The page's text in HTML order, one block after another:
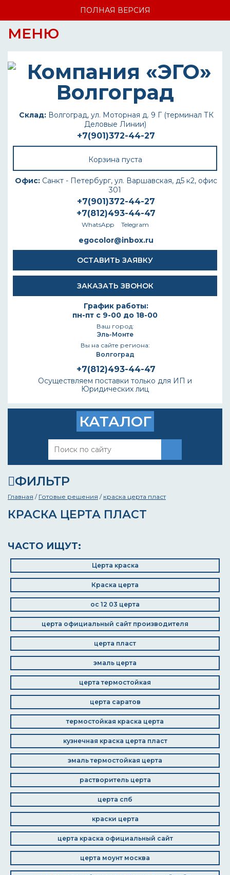
ПОЛНАЯ ВЕРСИЯ
МЕНЮ
Склад:Волгоград, ул. Моторная д. 9 Г (терминал ТК
Деловые Линии)
+7(901)372-44-27
Корзина пуста
Офис: Санкт - Петербург, ул. Варшавская, д5 к2, офис
301
+7(901)372-44-27
+7(812)493-44-47
WhatsApp Telegram
egocolor@inbox.ru
ОСТАВИТЬ ЗАЯВКУ
ЗАКАЗАТЬ ЗВОНОК
График работы:
пн-пт с 9-00 до 18-00
Ваш город:
Эль-Монте
Вы на сайте региона:
Волгоград
+7(812)493-44-47
Осуществляем поставки только для ИП и
Юридических лиц
КАТАЛОГ
ФИЛЬТР
Главная / Готовые решения / краска церта пласт
КРАСКА ЦЕРТА ПЛАСТ
ЧАСТО ИЩУТ:
Церта краска
Краска церта
ос 12 03 церта
церта официальный сайт производителя
церта пласт
эмаль церта
церта термостойкая
церта саратов
термостойкая краска церта
кузнечная краска церта пласт
эмаль термостойкая церта
растворитель церта
церта спб
краски церта
церта краска официальный сайт
церта моунт москва